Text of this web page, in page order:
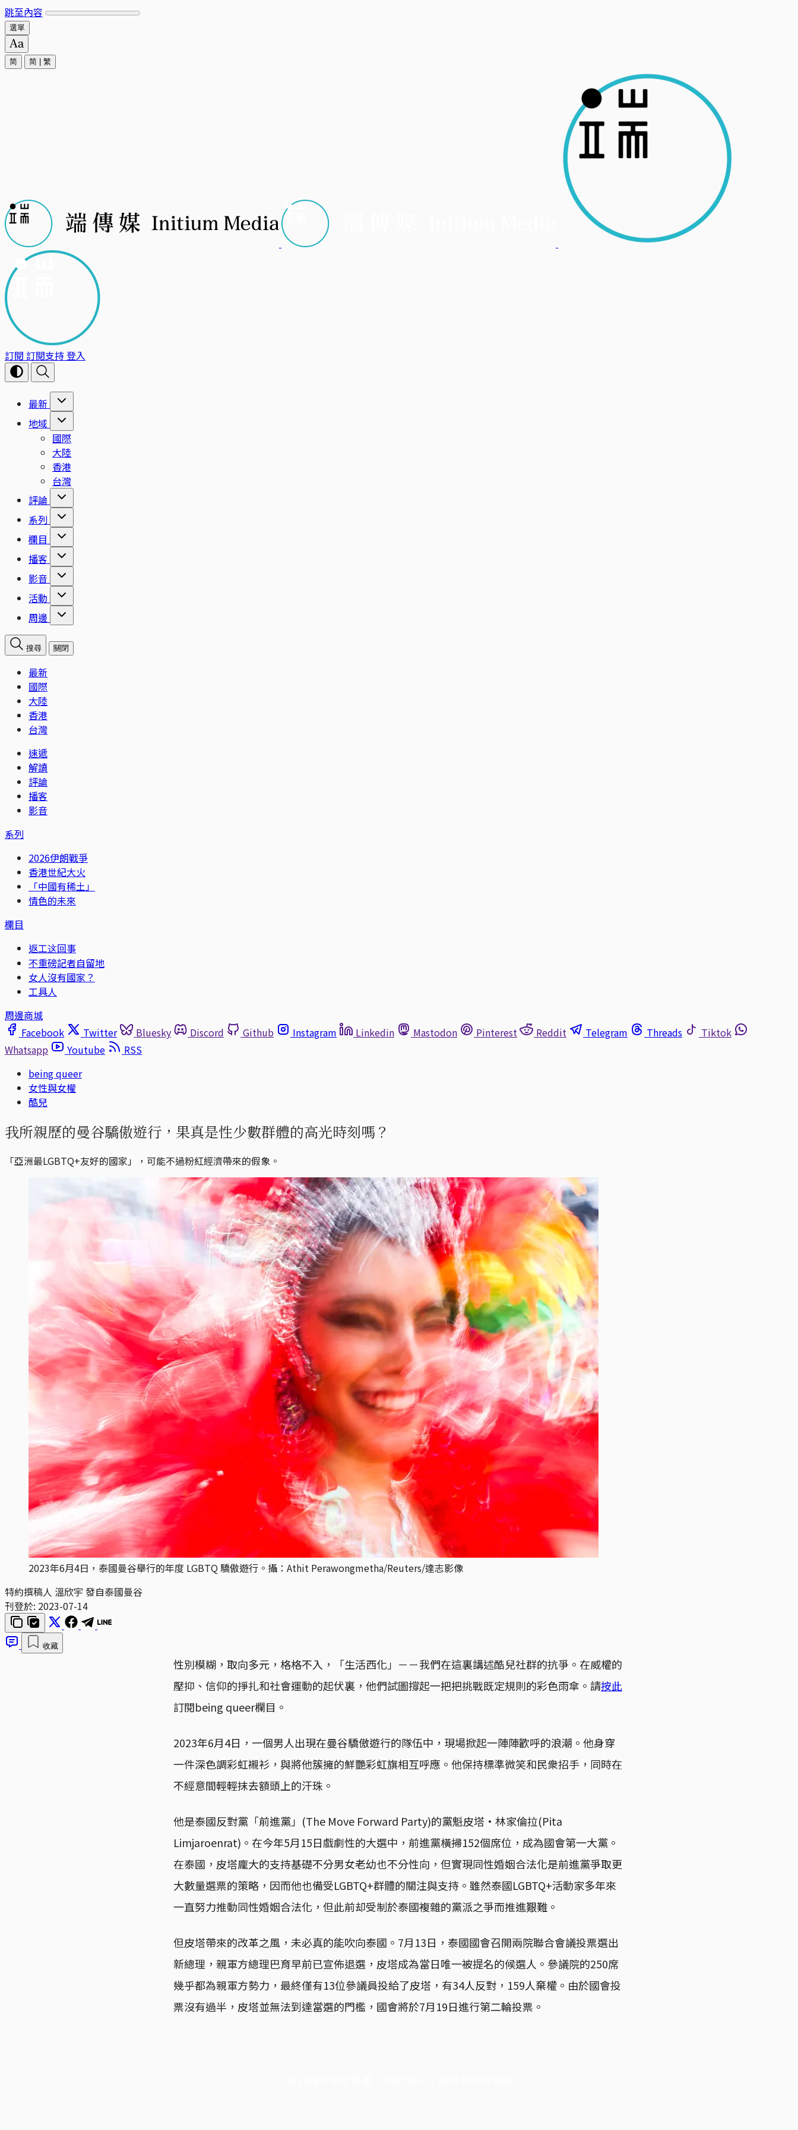
跳至內容
選單
简 简 繁
訂閱 訂閱支持登入
最新
地域
國際
大陸
香港
台灣
評論
系列
欄目
播客
影音
活動
周邊
搜尋 關閉
最新
國際
大陸
香港
台灣
速遞
解讀
評論
播客
影音
系列
2026伊朗戰爭
香港世紀大火
「中國有稀土」
情色的未來
欄目
返工这回事
不重磅記者自留地
女人沒有國家？
工具人
周邊商城
Facebook
Twitter Bluesky Discord Github Instagram Linkedin Mastodon Pinterest Reddit Telegram Threads
Tiktok
Whatsapp
Youtube
RSS
being queer
女性與女權
酷兒
我所親歷的曼谷驕傲遊行，果真是性少數群體的高光時刻嗎？
「亞洲最LGBTQ+友好的國家」，可能不過粉紅經濟帶來的假象。
2023年6月4日，泰國曼谷舉行的年度 LGBTQ 驕傲遊行。攝：Athit Perawongmetha/Reuters/達志影像
特約撰稿人 溫欣宇 發自泰國曼谷
刊登於: 2023-07-14
收藏
性別模糊，取向多元，格格不入，「生活西化」－－我們在這裏講述酷兒社群的抗爭。在威權的
壓抑、信仰的掙扎和社會運動的起伏裏，他們試圖撐起一把把挑戰既定規則的彩色雨傘。請按此
訂閱being queer欄目。
2023年6月4日，一個男人出現在曼谷驕傲遊行的隊伍中，現場掀起一陣陣歡呼的浪潮。他身穿
一件深色調彩虹襯衫，與將他簇擁的鮮艷彩虹旗相互呼應。他保持標準微笑和民衆招手，同時在
不經意間輕輕抹去額頭上的汗珠。
他是泰國反對黨「前進黨」(The Move Forward Party)的黨魁皮塔·林家倫拉(Pita
Limjaroenrat)。在今年5月15日戲劇性的大選中，前進黨橫掃152個席位，成為國會第一大黨。
在泰國，皮塔龐大的支持基礎不分男女老幼也不分性向，但實現同性婚姻合法化是前進黨爭取更
大數量選票的策略，因而他也備受LGBTQ+群體的關注與支持。雖然泰國LGBTQ+活動家多年來
一直努力推動同性婚姻合法化，但此前却受制於泰國複雜的黨派之爭而推進艱難。
但皮塔帶來的改革之風，未必真的能吹向泰國。7月13日，泰國國會召開兩院聯合會議投票選出
新總理，親軍方總理巴育早前已宣佈退選，皮塔成為當日唯一被提名的候選人。參議院的250席
幾乎都為親軍方勢力，最終僅有13位參議員投給了皮塔，有34人反對，159人棄權。由於國會投
票沒有過半，皮塔並無法到達當選的門檻，國會將於7月19日進行第二輪投票。